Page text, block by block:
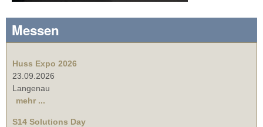
Messen
Huss Expo 2026
23.09.2026
Langenau
mehr ...
S14 Solutions Day